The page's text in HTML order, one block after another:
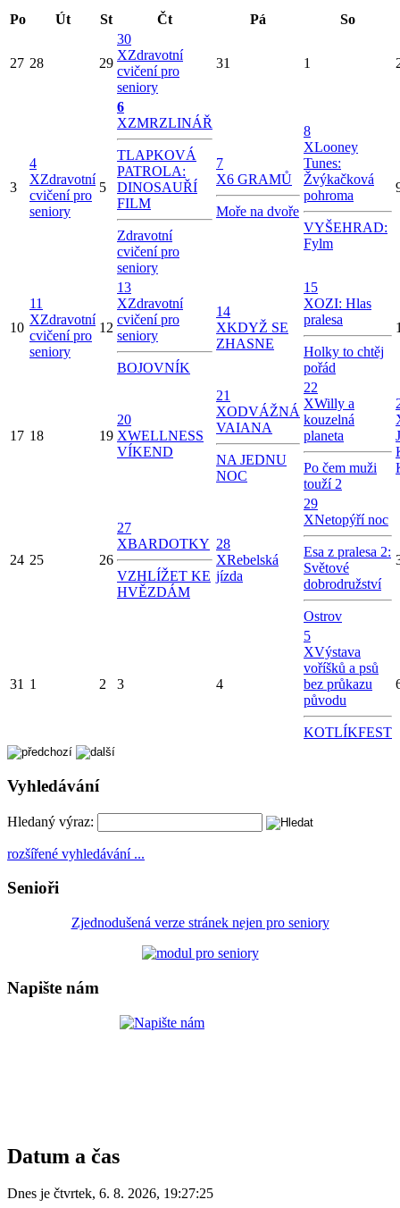
Po Út St Čt Pá So
27 28 29
30
XZdravotní
cvičení pro
seniory
31 1
3
4
XZdravotní
cvičení pro
seniory
5
6
XZMRZLINÁŘ
TLAPKOVÁ
PATROLA:
DINOSAUŘÍ
FILM
Zdravotní
cvičení pro
seniory
7
X6 GRAMŮ
Moře na dvoře
8
XLooney
Tunes:
Žvýkačková
pohroma
VYŠEHRAD:
Fylm
10
11
XZdravotní
cvičení pro
seniory
12
13
XZdravotní
cvičení pro
seniory
BOJOVNÍK
14
XKDYŽ SE
ZHASNE
15
XOZI: Hlas
pralesa
Holky to chtěj
pořád
17 18 19
20
XWELLNESS
VÍKEND
21
XODVÁŽNÁ
VAIANA
NA JEDNU
NOC
22
XWilly a
kouzelná
planeta
Po čem muži
touží 2
24 25 26
27
XBARDOTKY
VZHLÍŽET KE
HVĚZDÁM
28
XRebelská
jízda
29
XNetopýří noc
Esa z pralesa 2:
Světové
dobrodružství
Ostrov
31 1 2 3 4
5
XVýstava
voříšků a psů
bez průkazu
původu
KOTLÍKFEST
Vyhledávání
Hledaný výraz:
rozšířené vyhledávání ...
Senioři
Zjednodušená verze stránek nejen pro seniory
Napište nám
Datum a čas
Dnes je čtvrtek, 6. 8. 2026, 19:27:25